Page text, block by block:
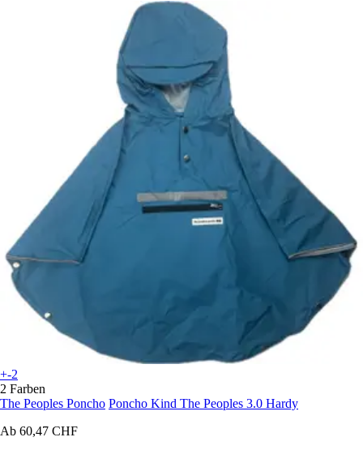
+-2
2 Farben
The Peoples Poncho Poncho Kind The Peoples 3.0 Hardy
Ab 60,47 CHF